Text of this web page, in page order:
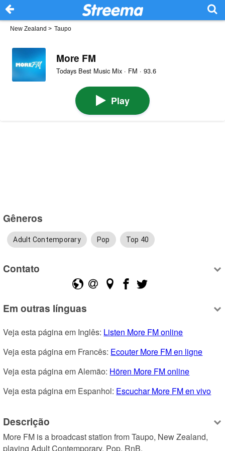
New Zealand > Taupo
More FM
Todays Best Music Mix · FM · 93.6
Play
Gêneros
Adult Contemporary Pop Top 40
Contato
Em outras línguas
Veja esta página em Inglês: Listen More FM online
Veja esta página em Francês: Ecouter More FM en ligne
Veja esta página em Alemão: Hören More FM online
Veja esta página em Espanhol: Escuchar More FM en vivo
Descrição
More FM is a broadcast station from Taupo, New Zealand,
playing Adult Contemporary, Pop, RnB.